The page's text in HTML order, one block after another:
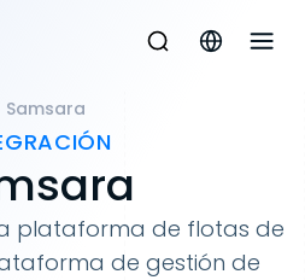
Samsara
plataforma de flotas de
de gestión de